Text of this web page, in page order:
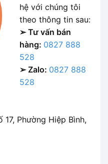
hệ với chúng tôi
theo thông tin sau:
➢ Tư vấn bán
hàng: 0827 888
528
➢ Zalo: 0827 888
528
Phường Hiệp Bình,